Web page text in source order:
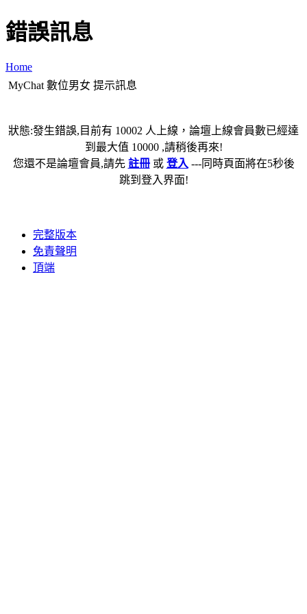
錯誤訊息
Home
MyChat 數位男女 提示訊息
狀態:發生錯誤,目前有 10002 人上線，論壇上線會員數已經達
到最大值 10000 ,請稍後再來!
您還不是論壇會員,請先 註冊或 登入 ---同時頁面將在5秒後
跳到登入界面!
完整版本
免責聲明
頂端